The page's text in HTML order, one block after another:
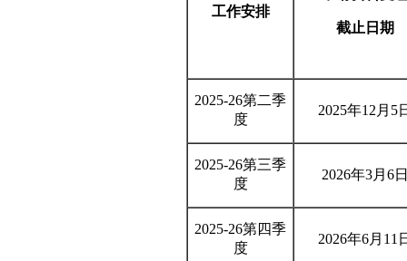
工作安排
截止日期
2025-26第二季
度
2025年12月5
2025-26第三季
度
2026年3月6
2025-26第四季
度
2026年6月11